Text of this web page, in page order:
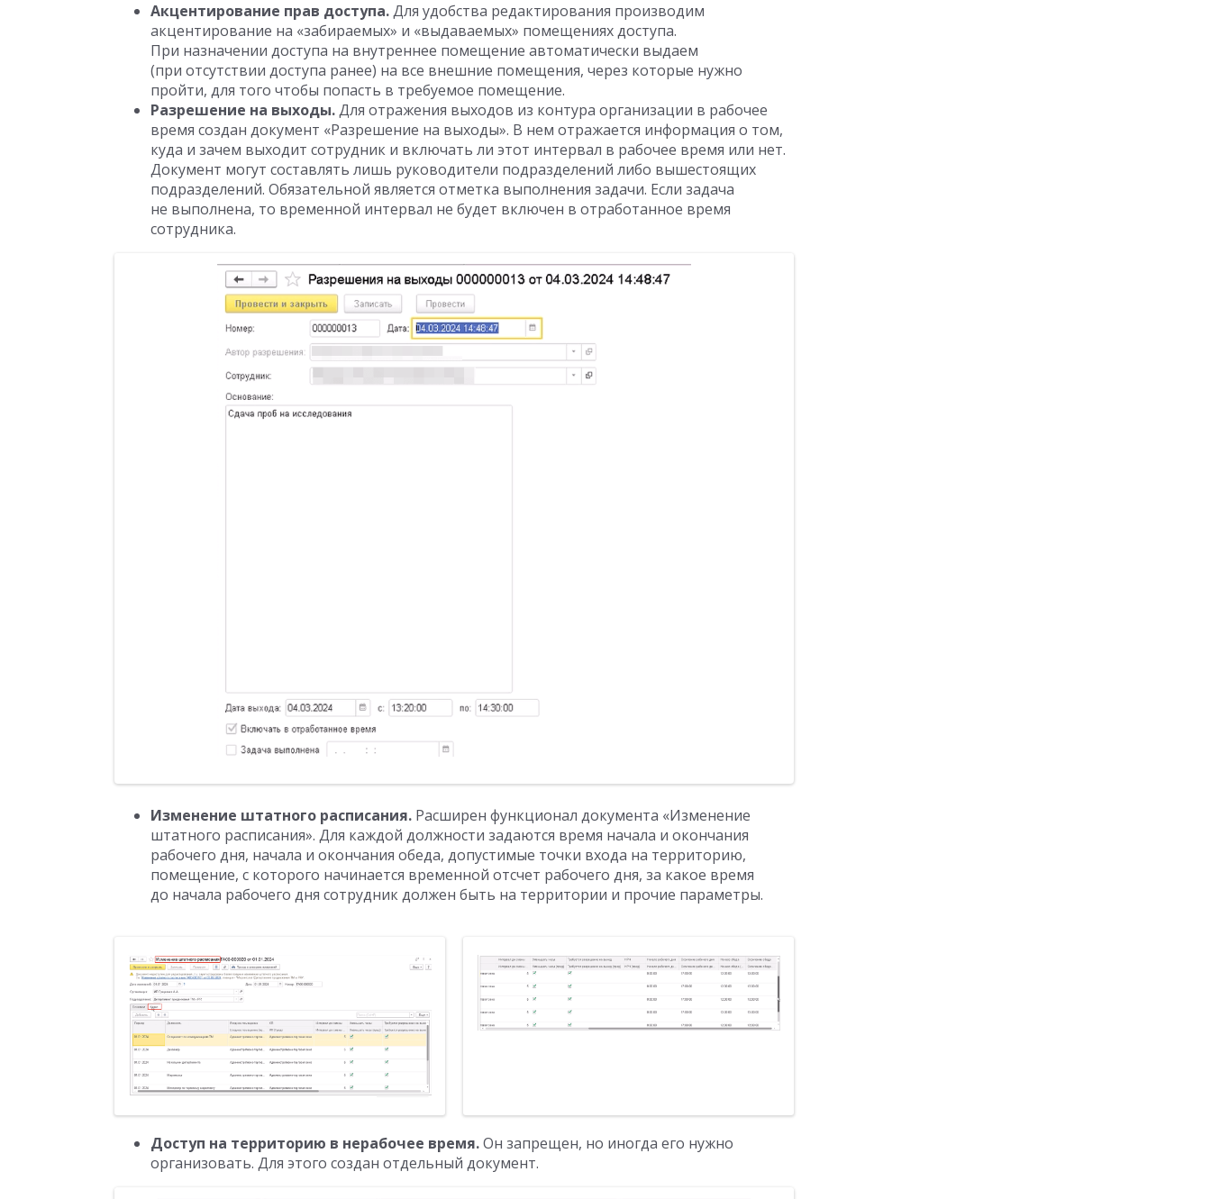
Акцентирование прав доступа.Для удобства редактирования производим
акцентирование на «забираемых» и «выдаваемых» помещениях доступа.
При назначении доступа на внутреннее помещение автоматически выдаем
(при отсутствии доступа ранее) на все внешние помещения, через которые нужно
пройти, для того чтобы попасть в требуемое помещение.
Разрешение на выходы.Для отражения выходов из контура организации в рабочее
время создан документ «Разрешение на выходы». В нем отражается информация о том,
куда и зачем выходит сотрудник и включать ли этот интервал в рабочее время или нет.
Документ могут составлять лишь руководители подразделений либо вышестоящих
подразделений. Обязательной является отметка выполнения задачи. Если задача
не выполнена, то временной интервал не будет включен в отработанное время
сотрудника.
Изменение штатного расписания. Расширен функционал документа «Изменение
штатного расписания». Для каждой должности задаются время начала и окончания
рабочего дня, начала и окончания обеда, допустимые точки входа на территорию,
помещение, с которого начинается временной отсчет рабочего дня, за какое время
до начала рабочего дня сотрудник должен быть на территории и прочие параметры.
Доступ на территорию в нерабочее время.Он запрещен, но иногда его нужно
организовать. Для этого создан отдельный документ.